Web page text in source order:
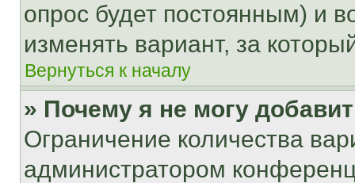
опрос будет постоянным) и
изменять вариант, за
Вернуться к началу
» Почему я не могу
Ограничение количества
администратором